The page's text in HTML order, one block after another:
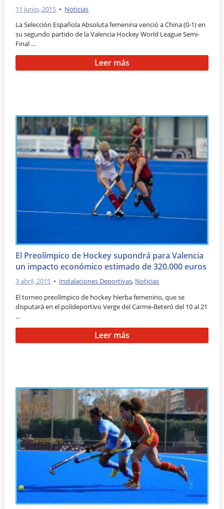
11 junio, 2015 • Noticias
La Selección Española Absoluta femenina venció a China (0-1) en
su segundo partido de la Valencia Hockey World League Semi-
Final …
Leer más
El Preolímpico de Hockey supondrá para Valencia
un impacto económico estimado de 320.000 euros
3 abril, 2015 • Instalaciones Deportivas, Noticias
El torneo preolímpico de hockey hierba femenino, que se
disputará en el polideportivo Verge del Carme-Beteró del 10 al 21
…
Leer más